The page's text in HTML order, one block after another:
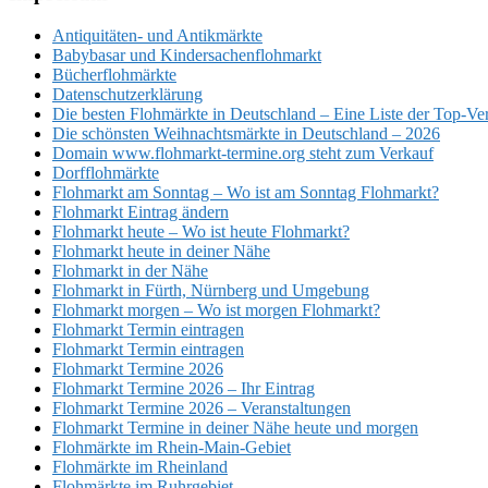
Antiquitäten- und Antikmärkte
Babybasar und Kindersachenflohmarkt
Bücherflohmärkte
Datenschutzerklärung
Die besten Flohmärkte in Deutschland – Eine Liste der Top-
Die schönsten Weihnachtsmärkte in Deutschland – 2026
Domain www.flohmarkt-termine.org steht zum Verkauf
Dorfflohmärkte
Flohmarkt am Sonntag – Wo ist am Sonntag Flohmarkt?
Flohmarkt Eintrag ändern
Flohmarkt heute – Wo ist heute Flohmarkt?
Flohmarkt heute in deiner Nähe
Flohmarkt in der Nähe
Flohmarkt in Fürth, Nürnberg und Umgebung
Flohmarkt morgen – Wo ist morgen Flohmarkt?
Flohmarkt Termin eintragen
Flohmarkt Termin eintragen
Flohmarkt Termine 2026
Flohmarkt Termine 2026 – Ihr Eintrag
Flohmarkt Termine 2026 – Veranstaltungen
Flohmarkt Termine in deiner Nähe heute und morgen
Flohmärkte im Rhein-Main-Gebiet
Flohmärkte im Rheinland